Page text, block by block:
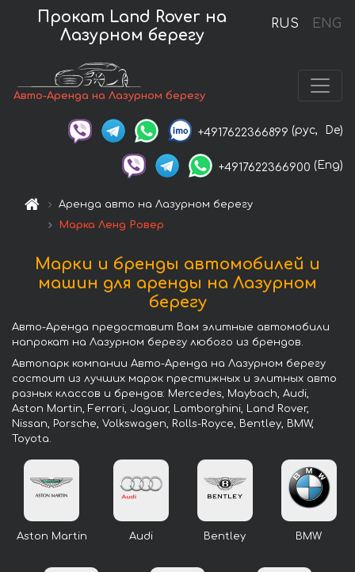
RUS ENG
Прокат Land Rover на
Лазурном берегу
Авто-Аренда на Лазурном берегу
+4917622366899 (рус, De)
+4917622366900 (Eng)
Аренда авто на Лазурном берегу
Марка Ленд Ровер
Марки и бренды автомобилей и
машин для аренды на Лазурном
берегу
Авто-Аренда предоставит Вам элитные автомобили
напрокат на Лазурном берегу любого из брендов.
Автопарк компании Авто-Аренда на Лазурном берегу
состоит из лучших марок престижных и элитных авто
разных классов и брендов: Mercedes, Maybach, Audi,
Aston Martin, Ferrari, Jaguar, Lamborghini, Land Rover,
Nissan, Porsche, Volkswagen, Rolls-Royce, Bentley, BMW,
Toyota.
Aston Martin Audi Bentley BMW